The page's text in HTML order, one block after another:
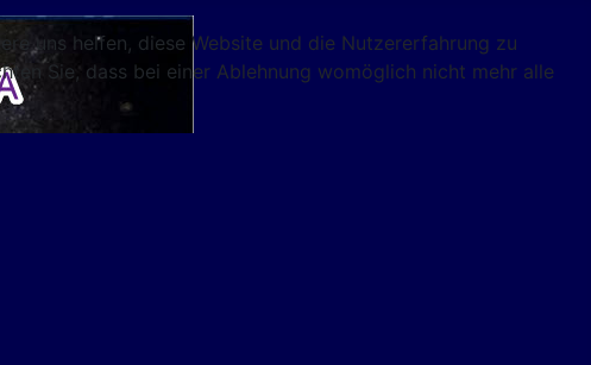
uns helfen, diese Website und die Nutzererfahrung zu
Sie, dass bei einer Ablehnung womöglich nicht mehr alle